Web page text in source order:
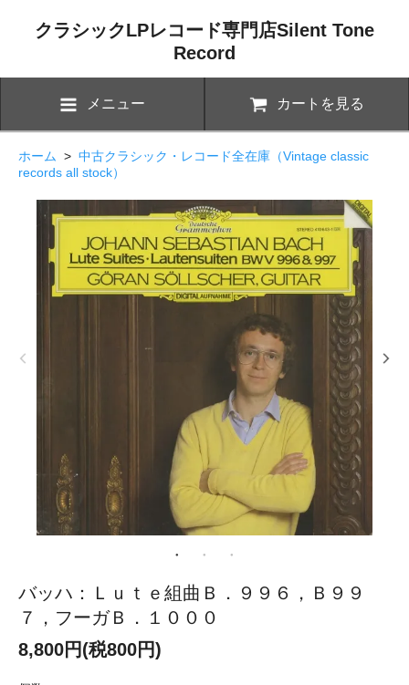
クラシックLPレコード専門店Silent Tone
Record
メニュー カートを見る
ホーム > 中古クラシック・レコード全在庫（Vintage classic
records all stock）
バッハ：Ｌｕｔｅ組曲Ｂ．９９６，Ｂ９９
７，フーガＢ．１０００
8,800円(税800円)